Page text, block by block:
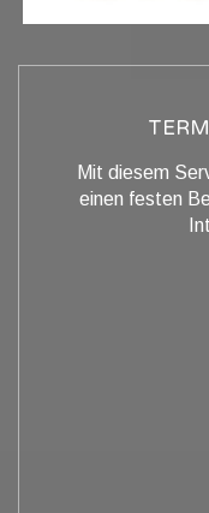
Mit diesem
einen festen